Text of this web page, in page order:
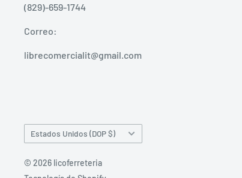
(829)-659-1744
Correo:
librecomercialit@gmail.com
País/región
Estados Unidos (DOP $)
© 2026 licoferreteria